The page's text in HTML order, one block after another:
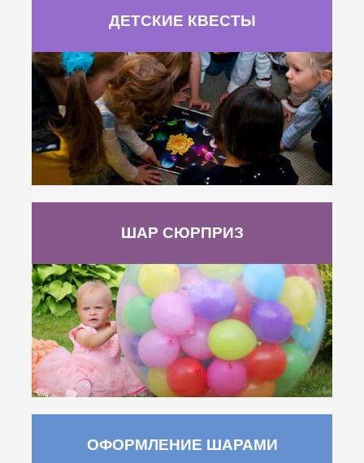
ДЕТСКИЕ КВЕСТЫ
ШАР СЮРПРИЗ
ОФОРМЛЕНИЕ ШАРАМИ